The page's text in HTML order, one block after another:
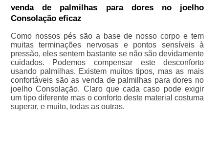
venda de palmilhas para dores no joelho
Consolação eficaz
Como nossos pés são a base de nosso corpo e tem
muitas terminações nervosas e pontos sensíveis à
pressão, eles sentem bastante se não são devidamente
cuidados. Podemos compensar este desconforto
usando palmilhas. Existem muitos tipos, mas as mais
confortáveis são as venda de palmilhas para dores no
joelho Consolação. Claro que cada caso pode exigir
um tipo diferente mas o conforto deste material costuma
superar, e muito, todas as outras.